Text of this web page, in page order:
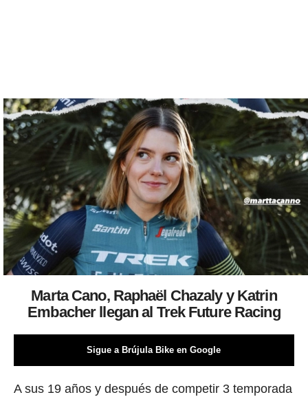
Marta Cano, Raphaël Chazaly y Katrin
Embacher llegan al Trek Future Racing
Sigue a Brújula Bike en Google
A sus 19 años y después de competir 3 temporada